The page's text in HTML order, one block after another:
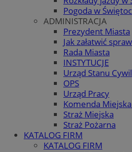
Pogoda w
ADMINISTRACJA
Prezydent Miasta
Jak załatwić
Rada Miasta
INSTYTUCJE
Urząd Stanu
OPS
Urząd Pracy
Komenda
Straż Miejska
Straż Pożarna
KATALOG FIRM
KATALOG FIRM